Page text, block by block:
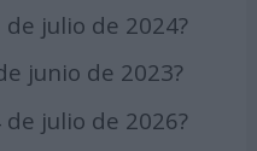
julio de 2024?
junio de 2023?
julio de 2026?